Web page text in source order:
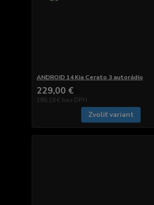
ANDROID 14 Kia Cerato 3 autorádio
229,00 €
186,18 € bez DPH
Zvoliť variant